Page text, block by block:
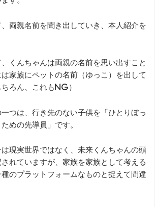
、両親名前を聞き出していき、本人紹介を
くんちゃんは両親の名前を思い出すこと
家族にペットの名前（ゆっこ）を出して
ろん、これもNG）
つは、行き先のない子供を「ひとりぼっ
めの先導員」です。
現実世界ではなく、未来くんちゃんの頭
れていますが、家族を家族として考える
のプラットフォームなものと捉えて間違